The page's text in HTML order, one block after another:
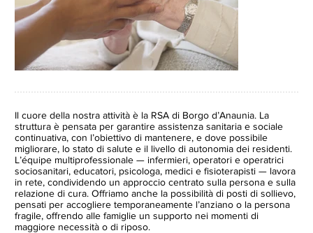
Il cuore della nostra attività è la RSA di Borgo d’Anaunia. La
struttura è pensata per garantire assistenza sanitaria e sociale
continuativa, con l’obiettivo di mantenere, e dove possibile
migliorare, lo stato di salute e il livello di autonomia dei residenti.
L’équipe multiprofessionale — infermieri, operatori e operatrici
sociosanitari, educatori, psicologa, medici e fisioterapisti — lavora
in rete, condividendo un approccio centrato sulla persona e sulla
relazione di cura. Offriamo anche la possibilità di posti di sollievo,
pensati per accogliere temporaneamente l’anziano o la persona
fragile, offrendo alle famiglie un supporto nei momenti di
maggiore necessità o di riposo.